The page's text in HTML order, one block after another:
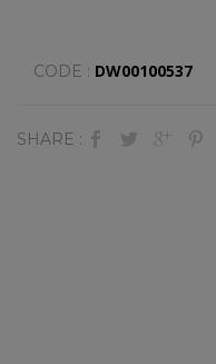
CODE : DW00100537
SHARE :